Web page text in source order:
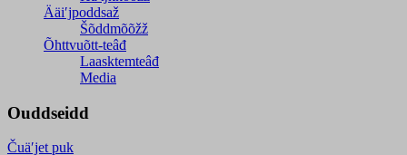
Ääiʹjpoddsaž
Šõddmõõžž
Õhttvuõtt-teâđ
Laasktemteâđ
Media
Ouddseidd
Čuäʹjet puk